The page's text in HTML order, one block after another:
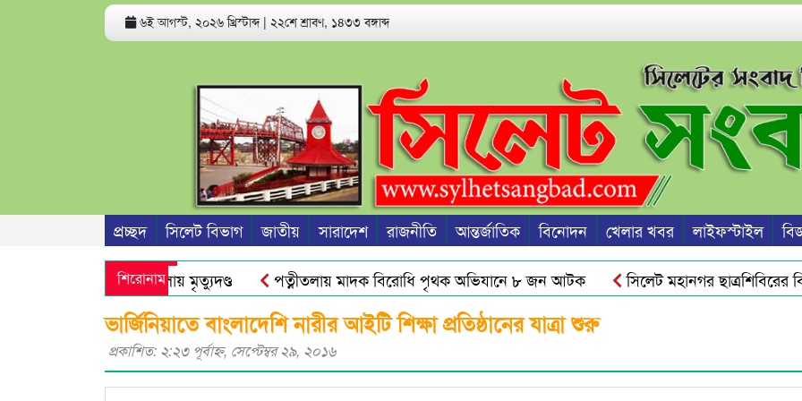
৬ই আগস্ট, ২০২৬ খ্রিস্টাব্দ | ২২শে শ্রাবণ, ১৪৩৩ বঙ্গাব্দ
প্রচ্ছদ সিলেট বিভাগ জাতীয় সারাদেশ রাজনীতি আন্তর্জাতিক বিনোদন খেলার খবর লাইফস্টাইল
শিরোনাম
ধর্ষণচেষ্টা ও হত্যা মামলায় মৃত্যুদণ্ড পত্নীতলায় মাদক বিরোধি পৃথক অভিযানে ৮ জন আটক সিলেট মহানগর ছাত্রশিবিরের
মুজিব পরদেশী কারাগারে ঢাকা আলিয়া মাদ্রাসায় ছাত্রদল-ছাত্রশিবিরের মধ্যে সংঘর্ষ, আহত অর্ধ শতাধিক
ভার্জিনিয়াতে বাংলাদেশি নারীর আইটি শিক্ষা প্রতিষ্ঠানের যাত্রা শুরু
প্রকাশিত: ২:২৩ পূর্বাহ্ণ, সেপ্টেম্বর ২৯, ২০১৬